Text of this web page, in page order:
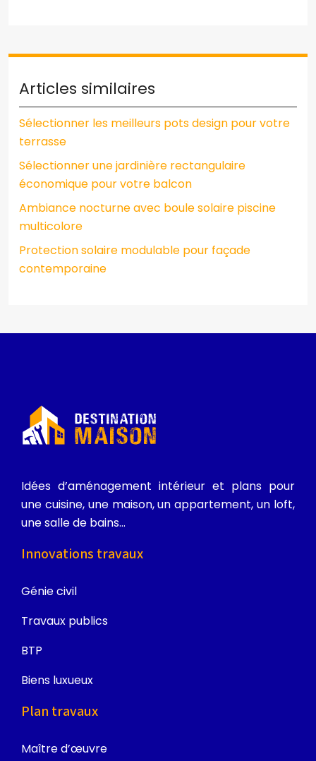
Articles similaires
Sélectionner les meilleurs pots design pour votre
terrasse
Sélectionner une jardinière rectangulaire
économique pour votre balcon
Ambiance nocturne avec boule solaire piscine
multicolore
Protection solaire modulable pour façade
contemporaine
Idées d’aménagement intérieur et plans pour
une cuisine, une maison, un appartement, un loft,
une salle de bains…
Innovations travaux
Génie civil
Travaux publics
BTP
Biens luxueux
Plan travaux
Maître d’œuvre